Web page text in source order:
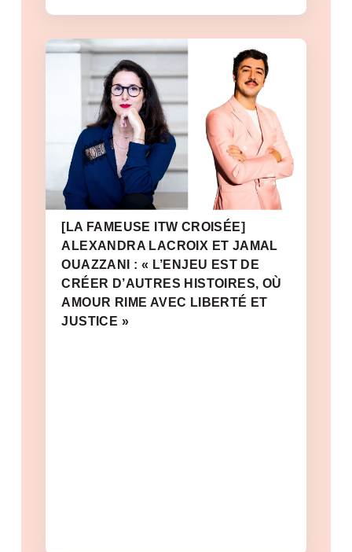
[LA FAMEUSE ITW CROISÉE]
ALEXANDRA LACROIX ET JAMAL
OUAZZANI : « L’ENJEU EST DE
CRÉER D’AUTRES HISTOIRES, OÙ
AMOUR RIME AVEC LIBERTÉ ET
JUSTICE »